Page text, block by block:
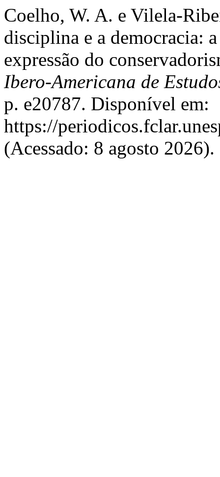
Coelho, W. A. e Vilela-
disciplina e a democracia:
expressão do
Ibero-Americana de
p. e20787. Disponível em:
https://
(Acessado: 8 agosto 2026).